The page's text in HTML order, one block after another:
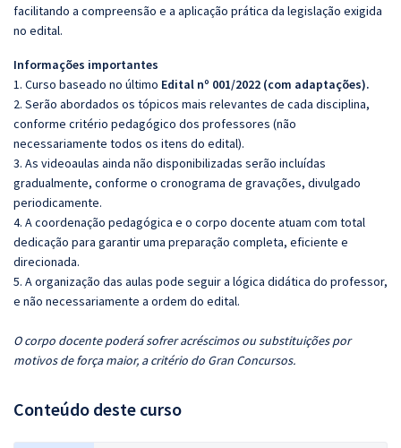
facilitando a compreensão e a aplicação prática da legislação exigida
no edital.
Informações importantes
1. Curso baseado no último Edital nº 001/2022 (com adaptações).
2. Serão abordados os tópicos mais relevantes de cada disciplina,
conforme critério pedagógico dos professores (não
necessariamente todos os itens do edital).
3. As videoaulas ainda não disponibilizadas serão incluídas
gradualmente, conforme o cronograma de gravações, divulgado
periodicamente.
4. A coordenação pedagógica e o corpo docente atuam com total
dedicação para garantir uma preparação completa, eficiente e
direcionada.
5. A organização das aulas pode seguir a lógica didática do professor,
e não necessariamente a ordem do edital.
O corpo docente poderá sofrer acréscimos ou substituições por
motivos de força maior, a critério do Gran Concursos.
Conteúdo deste curso